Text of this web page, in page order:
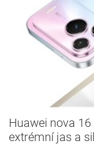
Huawei nova
extrémní jas a